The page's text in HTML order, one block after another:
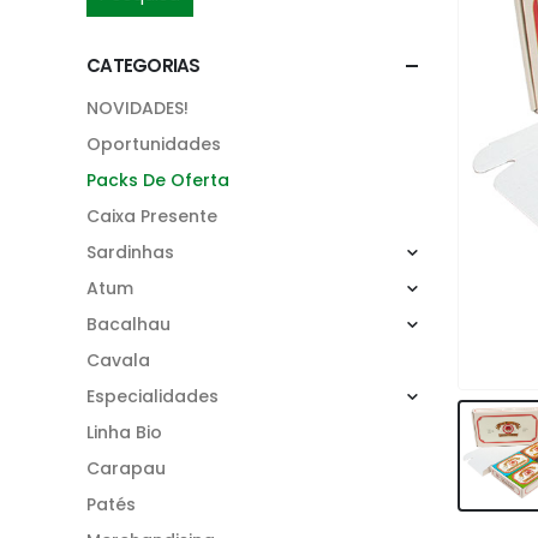
CATEGORIAS
NOVIDADES!
Oportunidades
Packs De Oferta
Caixa Presente
Sardinhas
Atum
Bacalhau
Cavala
Especialidades
Linha Bio
Carapau
Patés